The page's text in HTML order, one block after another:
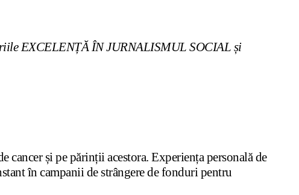
EXCELENȚĂ ÎN JURNALISMUL SOCIAL și
și pe părinții acestora. Experiența personală de
în campanii de strângere de fonduri pentru